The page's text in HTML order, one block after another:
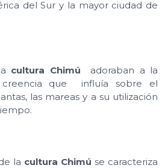
del Sur y la mayor ciudad de
cultura Chimú adoraban a la
que influía sobre el
las mareas y a su utilización
la cultura Chimú se caracteriza